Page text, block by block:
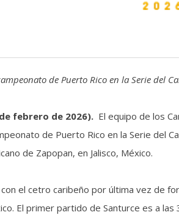
de Puerto Rico en la Serie del
febrero de 2026). El equipo de los
de Puerto Rico en la Serie del
de Zapopan, en Jalisco, México.
el cetro caribeño por última vez de
El primer partido de Santurce es a